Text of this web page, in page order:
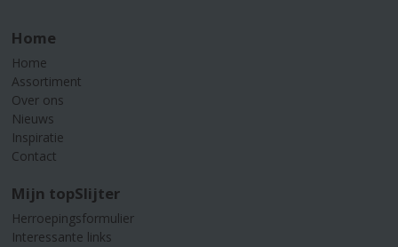
Home
Home
Assortiment
Over ons
Nieuws
Inspiratie
Contact
Mijn topSlijter
Herroepingsformulier
Interessante links